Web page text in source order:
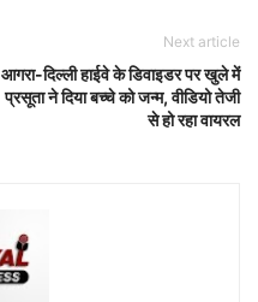
Next article
आगरा-दिल्ली हाईवे के डिवाइडर पर खुले में
प्रसूता ने दिया बच्चे को जन्म, वीडियो तेजी
से हो रहा वायरल